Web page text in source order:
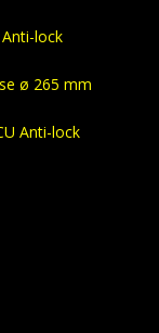
lock
ø 265 mm
Anti-lock